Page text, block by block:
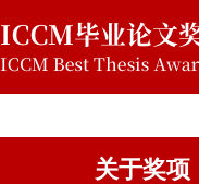
关于奖项